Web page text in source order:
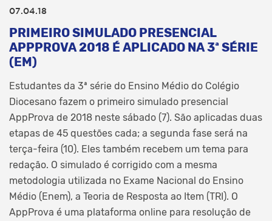
07.04.18
PRIMEIRO SIMULADO PRESENCIAL
APPPROVA 2018 É APLICADO NA 3ª SÉRIE
(EM)
Estudantes da 3ª série do Ensino Médio do Colégio
Diocesano fazem o primeiro simulado presencial
AppProva de 2018 neste sábado (7). São aplicadas duas
etapas de 45 questões cada; a segunda fase será na
terça-feira (10). Eles também recebem um tema para
redação. O simulado é corrigido com a mesma
metodologia utilizada no Exame Nacional do Ensino
Médio (Enem), a Teoria de Resposta ao Item (TRI). O
AppProva é uma plataforma online para resolução de